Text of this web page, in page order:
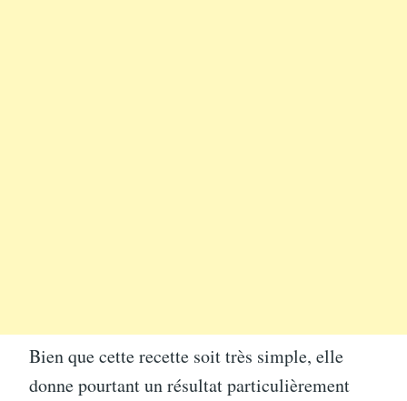
Bien que cette recette soit très simple, elle
donne pourtant un résultat particulièrement